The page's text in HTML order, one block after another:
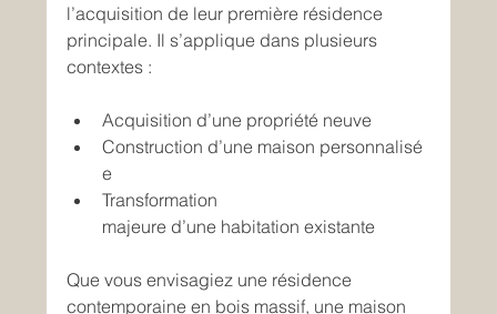
l’acquisition de leur première résidence
principale. Il s’applique dans plusieurs
contextes :
Acquisition d’une propriété neuve
Construction d’une maison personnalisé
e
Transformation
majeure d’une habitation existante
Que vous envisagiez une résidence
contemporaine en bois massif, une maison